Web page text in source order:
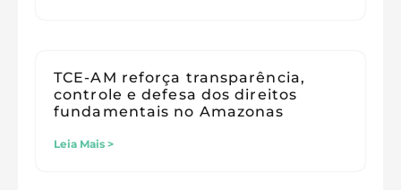
TCE-AM reforça transparência,
controle e defesa dos direitos
fundamentais no Amazonas
Leia Mais >